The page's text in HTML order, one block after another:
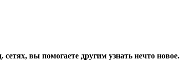
вы помогаете другим узнать нечто новое.